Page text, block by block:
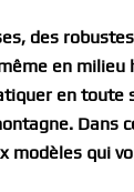
des
en
en
Dans
modèles qui